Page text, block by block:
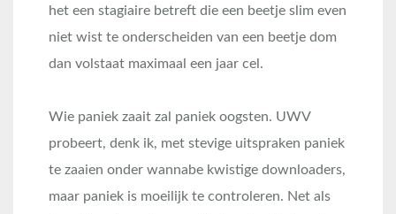
het een stagiaire betreft die een beetje slim even
niet wist te onderscheiden van een beetje dom
dan volstaat maximaal een jaar cel.
Wie paniek zaait zal paniek oogsten. UWV
probeert, denk ik, met stevige uitspraken paniek
te zaaien onder wannabe kwistige downloaders,
maar paniek is moeilijk te controleren. Net als